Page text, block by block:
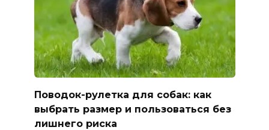
Поводок-рулетка для собак: как
выбрать размер и пользоваться без
лишнего риска